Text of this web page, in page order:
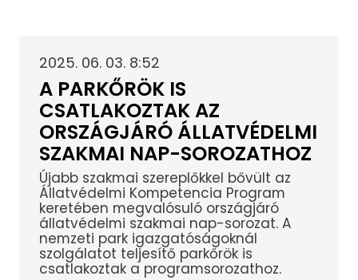
2025. 06. 03. 8:52
A PARKŐRÖK IS
CSATLAKOZTAK AZ
ORSZÁGJÁRÓ ÁLLATVÉDELMI
SZAKMAI NAP-SOROZATHOZ
Újabb szakmai szereplőkkel bővült az
Állatvédelmi Kompetencia Program
keretében megvalósuló országjáró
állatvédelmi szakmai nap-sorozat. A
nemzeti park igazgatóságoknál
szolgálatot teljesítő parkőrök is
csatlakoztak a programsorozathoz.